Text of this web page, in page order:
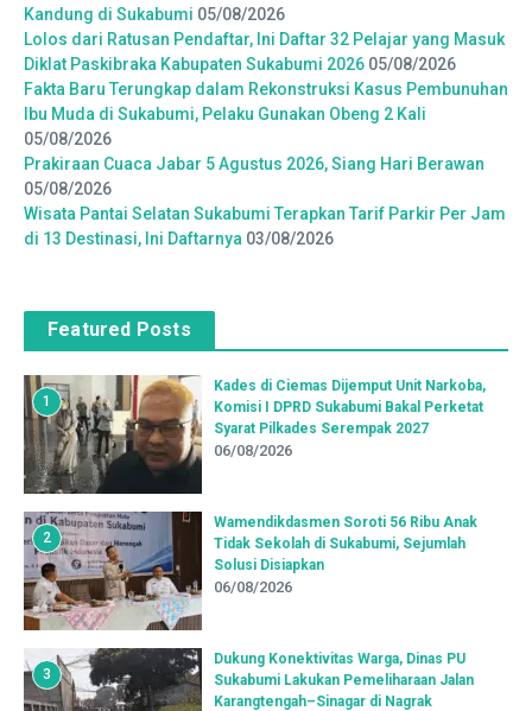
Kandung di Sukabumi 05/08/2026
Lolos dari Ratusan Pendaftar, Ini Daftar 32 Pelajar yang Masuk
Diklat Paskibraka Kabupaten Sukabumi 2026 05/08/2026
Fakta Baru Terungkap dalam Rekonstruksi Kasus Pembunuhan
Ibu Muda di Sukabumi, Pelaku Gunakan Obeng 2 Kali
05/08/2026
Prakiraan Cuaca Jabar 5 Agustus 2026, Siang Hari Berawan
05/08/2026
Wisata Pantai Selatan Sukabumi Terapkan Tarif Parkir Per Jam
di 13 Destinasi, Ini Daftarnya 03/08/2026
Featured Posts
1
Kades di Ciemas Dijemput Unit Narkoba,
Komisi I DPRD Sukabumi Bakal Perketat
Syarat Pilkades Serempak 2027
06/08/2026
2
Wamendikdasmen Soroti 56 Ribu Anak
Tidak Sekolah di Sukabumi, Sejumlah
Solusi Disiapkan
06/08/2026
3
Dukung Konektivitas Warga, Dinas PU
Sukabumi Lakukan Pemeliharaan Jalan
Karangtengah–Sinagar di Nagrak